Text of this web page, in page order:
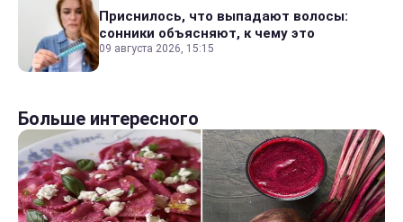
Приснилось, что выпадают волосы:
сонники объясняют, к чему это
09 августа 2026, 15:15
Больше интересного